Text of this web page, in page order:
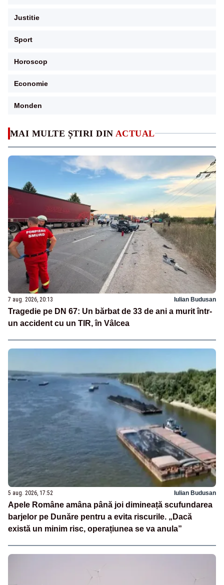
MAI MULTE ȘTIRI DIN ACTUAL
7 aug. 2026, 20:13 Iulian Budusan
Tragedie pe DN 67: Un bărbat de 33 de ani a murit într-
un accident cu un TIR, în Vâlcea
5 aug. 2026, 17:52 Iulian Budusan
Apele Române amâna până joi dimineață scufundarea
barjelor pe Dunăre pentru a evita riscurile. „Dacă
există un minim risc, operațiunea se va anula”
Justitie
Sport
Horoscop
Economie
Monden